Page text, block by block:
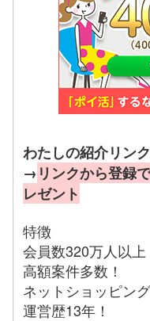
わたしの紹介リン
→ リンクから登録
レゼント
特徴
会員数320万人以上
高額案件多数！
ネットショッピン
運営歴13年！